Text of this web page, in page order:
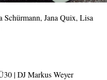
Schürmann, Jana Quix, Lisa
| DJ Markus Weyer